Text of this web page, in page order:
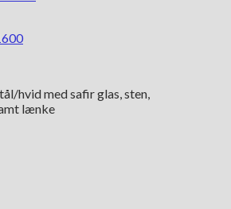
hvid med safir glas, sten,
lænke